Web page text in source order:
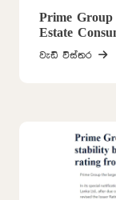
Prime Group
Estate
වැඩි විස්තර